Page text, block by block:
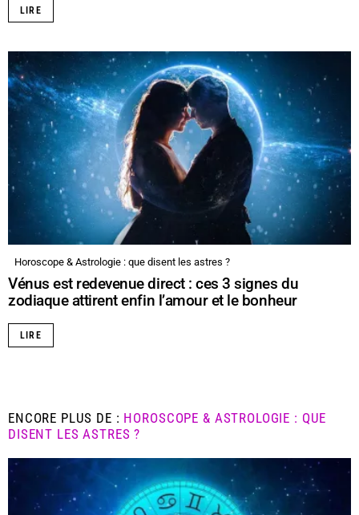
LIRE
Horoscope & Astrologie : que disent les astres ?
Vénus est redevenue direct : ces 3 signes du
zodiaque attirent enfin l’amour et le bonheur
LIRE
ENCORE PLUS DE : HOROSCOPE & ASTROLOGIE : QUE
DISENT LES ASTRES ?